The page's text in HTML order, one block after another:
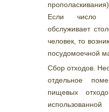
Если число
обслуживает
человек, то
посудомоечной
Сбор отходов.
отдельное
пищевых